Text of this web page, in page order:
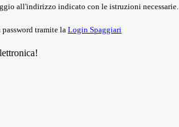
all'indirizzo indicato con le istruzioni necessarie.
tramite la Login Spaggiari